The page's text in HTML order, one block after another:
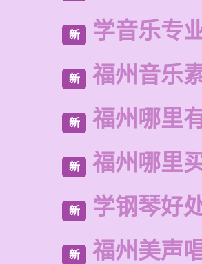
新 学音乐专
新 福州音乐
新 福州哪里
新 福州哪里
新 学钢琴好
新 福州美声